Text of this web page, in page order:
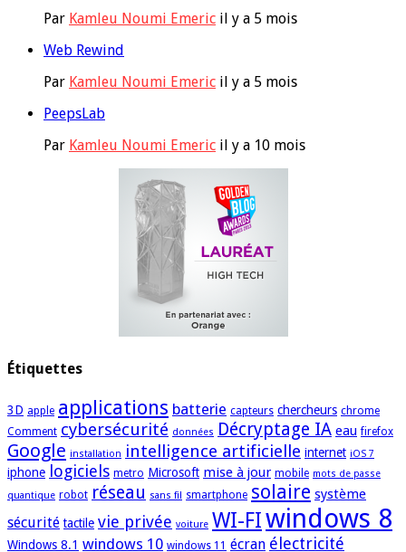
Par Kamleu Noumi Emeric il y a 5 mois
Web Rewind
Par Kamleu Noumi Emeric il y a 5 mois
PeepsLab
Par Kamleu Noumi Emeric il y a 10 mois
Étiquettes
3D apple applications batterie capteurs chercheurs chrome
Comment cybersécurité données Décryptage IA eau firefox
Google installation intelligence artificielle internet iOS 7
iphone logiciels metro Microsoft mise à jour mobile mots de passe
quantique robot réseau sans fil smartphone solaire système
sécurité tactile vie privée voiture WI-FIwindows 8
Windows 8.1 windows 10 windows 11 écran électricité